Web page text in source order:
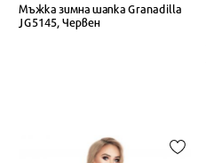
Мъжка зимна шапка Granadilla
JG5145, Червен